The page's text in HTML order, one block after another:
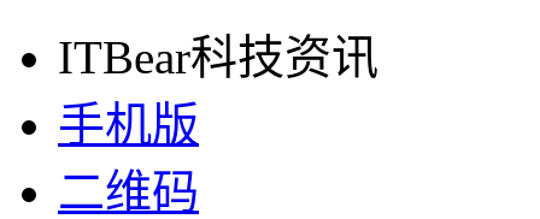
ITBear科技资讯
手机版
二维码